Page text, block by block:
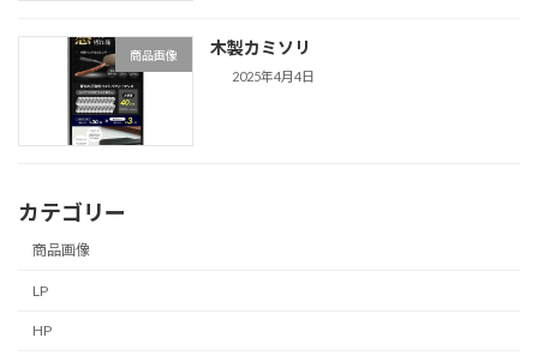
商品画像 木製カミソリ
2025年4月4日
カテゴリー
商品画像
LP
HP